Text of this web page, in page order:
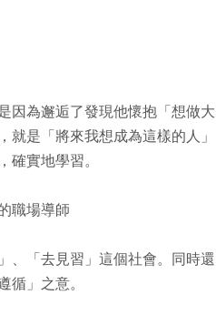
因為邂逅了發現他懷抱「想做大
是「將來我想成為這樣的人」
實地學習。
職場導師
、「去見習」這個社會。同時還
」之意。